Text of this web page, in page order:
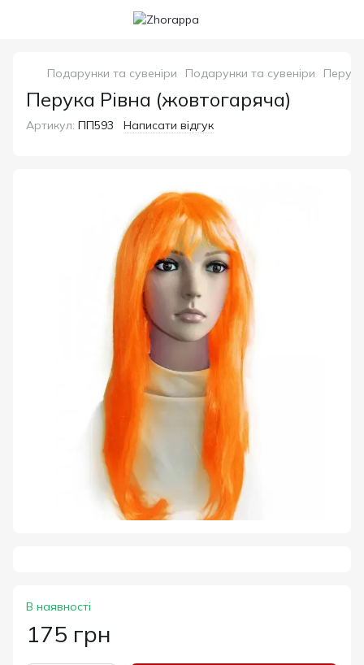
Подарунки та сувеніри Подарунки та сувеніри
Перука Рівна (жовтогаряча)
Артикул: ПП593 Написати відгук
В наявності
175 грн